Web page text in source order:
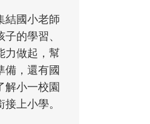
參與孩子每個重要的成長